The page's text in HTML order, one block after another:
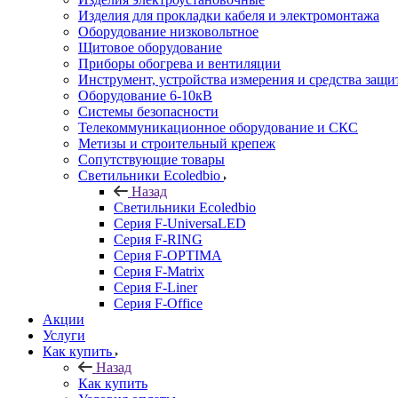
Изделия для прокладки кабеля и электромонтажа
Оборудование низковольтное
Щитовое оборудование
Приборы обогрева и вентиляции
Инструмент, устройства измерения и средства
Оборудование 6-10кВ
Системы безопасности
Телекоммуникационное оборудование и СКС
Метизы и строительный крепеж
Сопутствующие товары
Светильники Ecoledbio
Назад
Светильники Ecoledbio
Серия F-UniversaLED
Серия F-RING
Серия F-OPTIMA
Серия F-Matrix
Серия F-Liner
Серия F-Office
Акции
Услуги
Как купить
Назад
Как купить